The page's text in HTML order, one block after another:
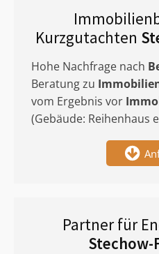
Kurzgutachten
Hohe Nachfrage nach
Beratung zu
vom Ergebnis vor
(Gebäude: Reihenhaus
Partner für
Stechow-